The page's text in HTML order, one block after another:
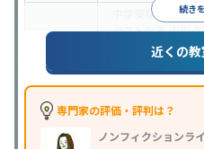
続き
中学受験 高校受験
テスト対策内申点
(旧AO)対策 推薦
中高一貫校生に対応
可能季節講習のみ
近くの
専門家の評価・評判は？
ノンフィクションラ